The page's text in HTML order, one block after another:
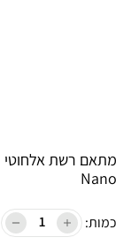
Nano
כמות: